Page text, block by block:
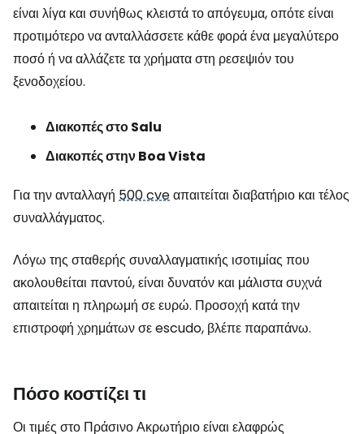
είναι λίγα και συνήθως κλειστά το απόγευμα, οπότε είναι
προτιμότερο να ανταλλάσσετε κάθε φορά ένα μεγαλύτερο
ποσό ή να αλλάζετε τα χρήματα στη ρεσεψιόν του
ξενοδοχείου.
Διακοπές στο Salu
Διακοπές στην Boa Vista
Για την ανταλλαγή 500 cveαπαιτείται διαβατήριο και τέλος
συναλλάγματος.
Λόγω της σταθερής συναλλαγματικής ισοτιμίας που
ακολουθείται παντού, είναι δυνατόν και μάλιστα συχνά
απαιτείται η πληρωμή σε ευρώ. Προσοχή κατά την
επιστροφή χρημάτων σε escudo, βλέπε παραπάνω.
Πόσο κοστίζει τι
Οι τιμές στο Πράσινο Ακρωτήριο είναι ελαφρώς